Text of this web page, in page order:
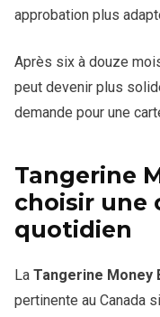
approbation plus
Après six à douze
peut devenir plus
demande pour une
Tangerine
choisir une
quotidien
La Tangerine Money
pertinente au Canada